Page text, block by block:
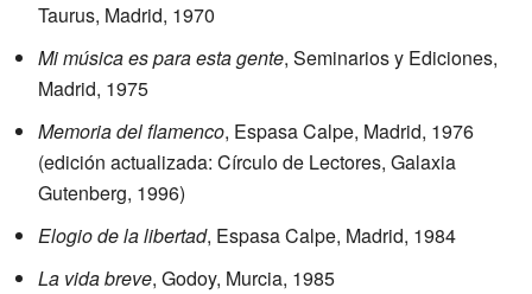
Taurus, Madrid, 1970
Mi música es para esta gente, Seminarios y Ediciones,
Madrid, 1975
Memoria del flamenco, Espasa Calpe, Madrid, 1976
(edición actualizada: Círculo de Lectores, Galaxia
Gutenberg, 1996)
Elogio de la libertad, Espasa Calpe, Madrid, 1984
La vida breve, Godoy, Murcia, 1985